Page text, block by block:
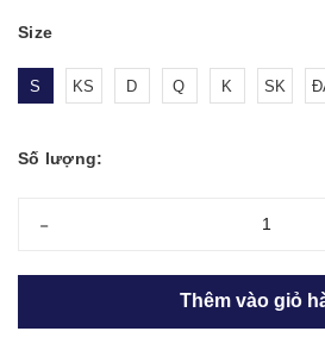
Size
S KS D Q K SK
Số lượng:
-
Thêm vào giỏ